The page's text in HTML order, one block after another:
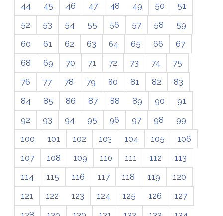
44
45 46 47 48 49 50
51
52
53 54 55 56 57 58
59
60
61 62 63 64 65 66
67
68
69 70 71 72 73 74
75
76
77 78 79 80 81 82
83
84
85 86 87 88 89 90
91
92
93 94 95 96 97 98
99
100
101 102 103 104 105
106
107
108 109 110 111 112
113
114
115 116 117 118 119
120
121
122 123 124 125 126
127